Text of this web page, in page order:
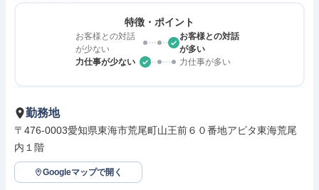
特徴・ポイント
お客様との対話
が少ない
お客様との対話
が多い
力仕事が少ない
力仕事が多い
勤務地
〒476-0003愛知県東海市荒尾町山王前６０番地アピタ東海荒尾
内１階
Googleマップで開く